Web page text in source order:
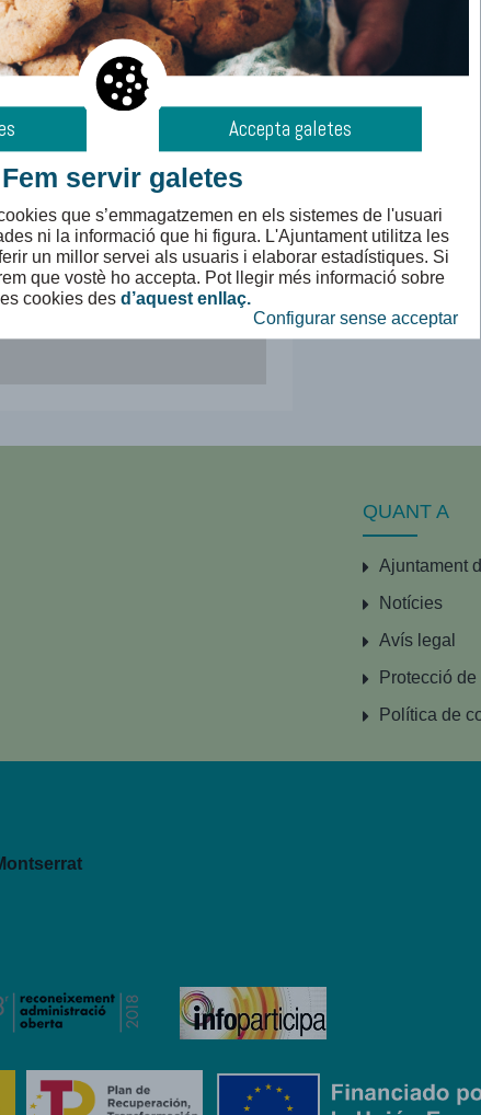
QUANT A
Ajuntament
Notícies
Avís legal
Protecció
Política de
Accepta galetes
Fem servir galetes
que s’emmagatzemen en els sistemes de l'usuari
ni la informació que hi figura. L'Ajuntament utilitza les
un millor servei als usuaris i elaborar estadístiques. Si
que vostè ho accepta. Pot llegir més informació sobre
les cookies des d’aquest enllaç.
Configurar sense acceptar